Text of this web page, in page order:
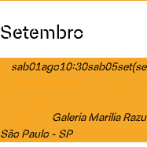
Setembro
sab01ago10:30sab05set
Galeria Marilia
São Paulo - SP